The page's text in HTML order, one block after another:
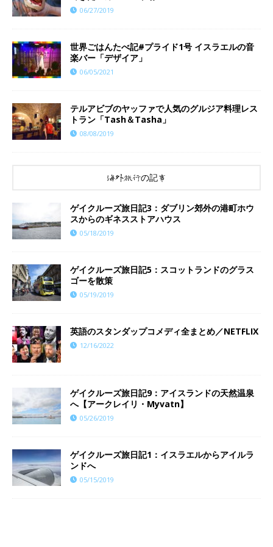
06/27/2019
世界ごはんたべ記#プライド1号 イスラエルの音
楽バー「デザイア」
06/05/2021
テルアビブのヤッファで人気のグルジア料理レス
トラン「Tash＆Tasha」
08/08/2019
海外旅行の記事
ゲイクルーズ旅日記3：ダブリン郊外の港町ホウ
スからのギネスストアハウス
05/18/2019
ゲイクルーズ旅日記5：スコットランドのグラス
ゴーを散策
05/19/2019
英語のスタンダップコメディ全まとめ／NETFLIX
12/16/2022
ゲイクルーズ旅日記9：アイスランドの天然温泉
へ【アークレイリ・Myvatn】
05/26/2019
ゲイクルーズ旅日記1：イスラエルからアイルラ
ンドへ
05/15/2019